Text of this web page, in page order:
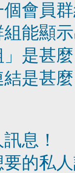
會員
能顯
」是甚
結是甚
息！
的私